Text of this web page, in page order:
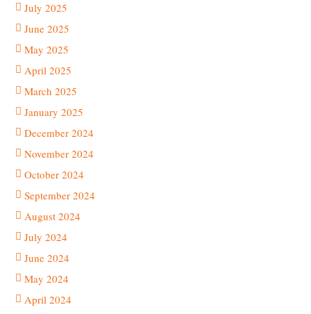
July 2025
June 2025
May 2025
April 2025
March 2025
January 2025
December 2024
November 2024
October 2024
September 2024
August 2024
July 2024
June 2024
May 2024
April 2024